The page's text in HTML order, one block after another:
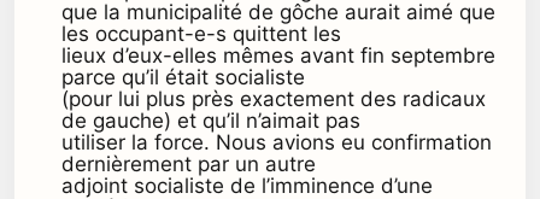
que la municipalité de gôche aurait aimé que
les occupant-e-s quittent les
lieux d’eux-elles mêmes avant fin septembre
parce qu’il était socialiste
(pour lui plus près exactement des radicaux
de gauche) et qu’il n’aimait pas
utiliser la force. Nous avions eu confirmation
dernièrement par un autre
adjoint socialiste de l’imminence d’une